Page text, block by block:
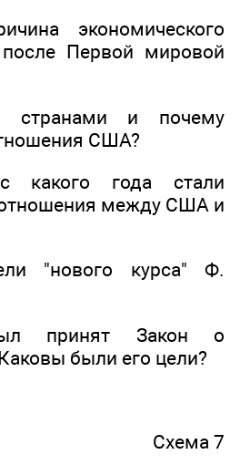
экономического
Первой мировой
и почему
США?
какого года стали
между США и
"нового курса" Ф.
принят Закон о
были его цели?
Схема 7